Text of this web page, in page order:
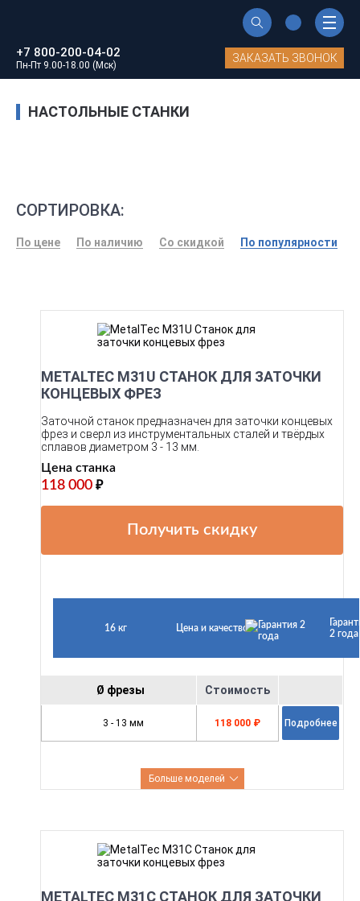
+7 800-200-04-02
Пн-Пт 9.00-18.00 (Мск)
ЗАКАЗАТЬ ЗВОНОК
Станки для заточки металлорежущего инструмента
Настольные станки
НАСТОЛЬНЫЕ СТАНКИ
СОРТИРОВКА:
По цене По наличию Со скидкой По популярности
METALTEC M31U СТАНОК ДЛЯ ЗАТОЧКИ
КОНЦЕВЫХ ФРЕЗ
Заточной станок предназначен для заточки концевых
фрез и сверл из инструментальных сталей и твёрдых
сплавов диаметром 3 - 13 мм.
Цена станка
118 000 ₽
Получить скидку
16 кг Цена и качество
2 года
Ø фрезы Стоимость
3 - 13 мм 118 000 ₽ Подробнее
Больше моделей
METALTEC M31C СТАНОК ДЛЯ ЗАТОЧКИ